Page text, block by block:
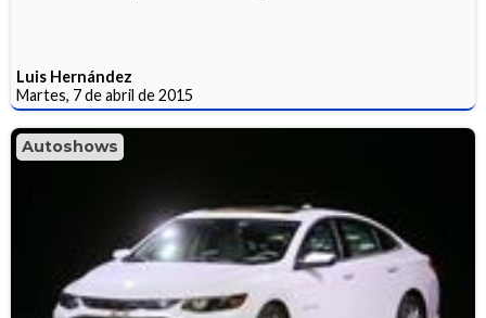
Luis Hernández
Martes, 7 de abril de 2015
Autoshows